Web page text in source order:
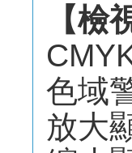
【檢
色域
放大